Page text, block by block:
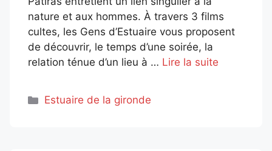
nature et aux hommes. À travers 3 films
cultes, les Gens d’Estuaire vous proposent
de découvrir, le temps d’une soirée, la
relation ténue d’un lieu à … Lire la suite
Catégories
Estuaire de la gironde